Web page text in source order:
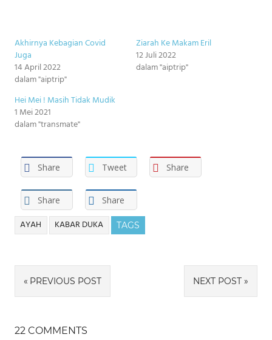
Akhirnya Kebagian Covid
Juga
14 April 2022
dalam "aiptrip"
Ziarah Ke Makam Eril
12 Juli 2022
dalam "aiptrip"
Hei Mei ! Masih Tidak Mudik
1 Mei 2021
dalam "transmate"
Share Tweet Share
Share Share
TAGS
AYAH KABAR DUKA
Navigasi
pos
PREVIOUS POST NEXT POST
22 COMMENTS